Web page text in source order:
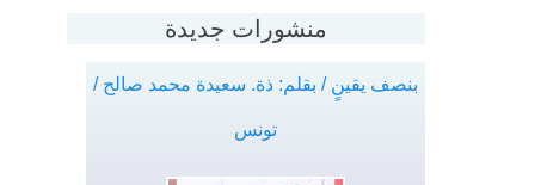
منشورات جديدة
بنصف يقينٍ / بقلم: ذة. سعيدة محمد صالح /
تونس